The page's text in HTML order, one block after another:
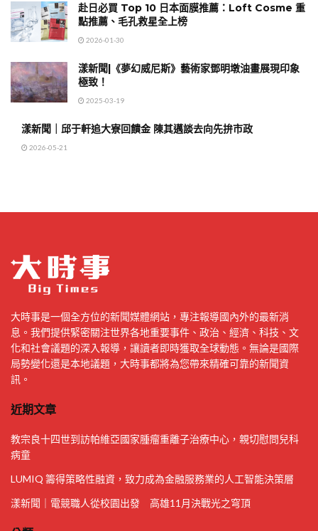
赴日必買 Top 10 日本面膜推薦：Loft Cosme 重
點推薦、毛孔救星全上榜
2026-01-30
漾新聞|《夢幻威尼斯》藝術家鄧明墩油畫展現印象
極致！
2025-03-19
漾新聞｜邱于軒追大寮回饋金 陳其邁談去向先拚市政
2026-05-21
大時事是一個全方位的新聞媒體網站，專注報導國內外的最新消
息。我們提供緊密關注世界各地重要事件、政治、經濟、科技、文
化和社會議題的深入報導，讓讀者即時獲取全球動態。無論是國際
局勢變化還是本地議題，大時事都將為您帶來精確可靠的新聞資
訊。
近期文章
教宗良十四世到訪帕維亞國家腫瘤重離子治療中心，親切慰問兒科
病童
LUMIQ 籌得策略性融資，致力成為金融服務業的人工智能決策層
漾新聞｜電競職人從校園出發 高雄11月決戰光之穹頂